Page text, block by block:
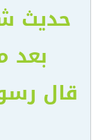
حديث
بعد
قال